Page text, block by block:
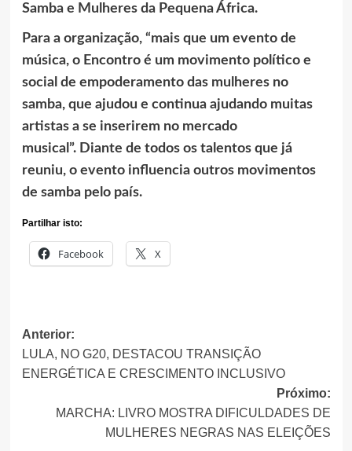
Samba e Mulheres da Pequena África.
Para a organização, “mais que um evento de
música, o Encontro é um movimento político e
social de empoderamento das mulheres no
samba, que ajudou e continua ajudando muitas
artistas a se inserirem no mercado
musical”. Diante de todos os talentos que já
reuniu, o evento influencia outros movimentos
de samba pelo país.
Partilhar isto:
Facebook X
Navegação
de
Anterior:
LULA, NO G20, DESTACOU TRANSIÇÃO
ENERGÉTICA E CRESCIMENTO INCLUSIVO
Próximo:
MARCHA: LIVRO MOSTRA DIFICULDADES DE
MULHERES NEGRAS NAS ELEIÇÕES